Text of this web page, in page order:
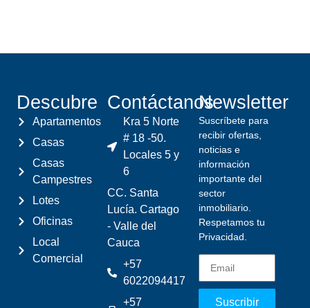
Descubre
Apartamentos
Casas
Casas
Campestres
Lotes
Oficinas
Local
Comercial
Contáctanos
Kra 5 Norte
# 18 -50.
Locales 5 y
6
CC. Santa
Lucía. Cartago
- Valle del
Cauca
+57
6022094417
+57
Newsletter
Suscríbete para
recibir ofertas,
noticias e
información
importante del
sector
inmobiliario.
Respetamos tu
Privacidad.
Suscribir